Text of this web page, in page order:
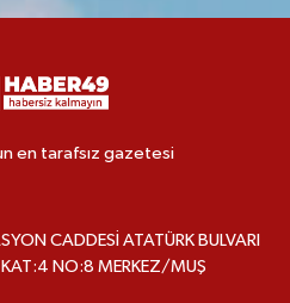
en tarafsız gazetesi
CADDESİ ATATÜRK BULVARI
KAT:4 NO:8 MERKEZ/MUŞ